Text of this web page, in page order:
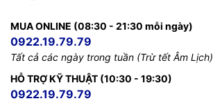
MUA ONLINE (08:30 - 21:30 mỗi ngày)
0922.19.79.79
Tất cả các ngày trong tuần (Trừ tết Âm Lịch)
HỖ TRỢ KỸ THUẬT (10:30 - 19:30)
0922.19.79.79